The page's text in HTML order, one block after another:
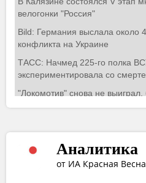
Аналитика
от ИА Красная Весна